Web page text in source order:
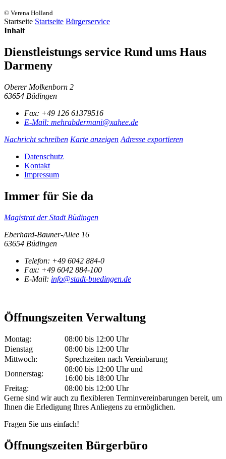
© Verena Holland
Startseite Startseite Bürgerservice
Inhalt
Dienstleistungs service Rund ums Haus
Darmeny
Oberer Molkenborn 2
63654 Büdingen
Fax: +49 126 61379516
E-Mail: mehrabdermani@xahee.de
Nachricht schreiben Karte anzeigen Adresse exportieren
Datenschutz
Kontakt
Impressum
Immer für Sie da
Magistrat der Stadt Büdingen
Eberhard-Bauner-Allee 16
63654 Büdingen
Telefon: +49 6042 884-0
Fax: +49 6042 884-100
E-Mail: info@stadt-buedingen.de
Öffnungszeiten Verwaltung
Montag:
08:00 bis 12:00 Uhr
Dienstag
08:00 bis 12:00 Uhr
Mittwoch:
Sprechzeiten nach Vereinbarung
Donnerstag:
08:00 bis 12:00 Uhr und
16:00 bis 18:00 Uhr
Freitag:
08:00 bis 12:00 Uhr
Gerne sind wir auch zu flexibleren Terminvereinbarungen bereit, um
Ihnen die Erledigung Ihres Anliegens zu ermöglichen.
Fragen Sie uns einfach!
Öffnungszeiten Bürgerbüro